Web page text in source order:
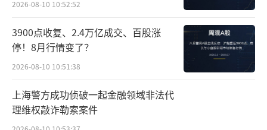
的销售额达到9607万元，同比增长834.8%。消
费者正从“口感至上”转向“功能优先”，越
来越多的人愿意为健康的“天然饮品”支付溢
价。
来自江苏无锡的伊乐滋供应链总经理游新
2026-08-10 10:52:52
3900点收复、2.4万亿成交、百股涨
停！8月行情变了？
2026-08-10 10:51:38
上海警方成功侦破一起金融领域非法代
理维权敲诈勒索案件